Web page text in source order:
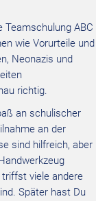
Teamschulung ABC
wie Vorurteile und
Neonazis und
richtig.
an schulischer
an der
sind hilfreich, aber
triffst viele andere
Später hast Du